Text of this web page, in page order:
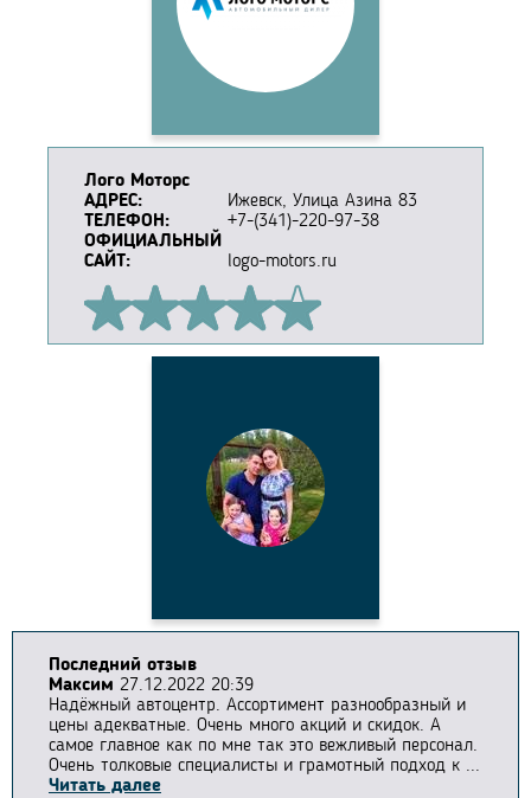
Лого Моторс
АДРЕС:
Ижевск, Улица Азина 83
ТЕЛЕФОН:
+7-(341)-220-97-38
ОФИЦИАЛЬНЫЙ
САЙТ:
logo-motors.ru
Последний отзыв
Максим 27.12.2022 20:39
Надёжный автоцентр. Ассортимент разнообразный и
цены адекватные. Очень много акций и скидок. А
самое главное как по мне так это вежливый персонал.
Очень толковые специалисты и грамотный подход к ...
Читать далее